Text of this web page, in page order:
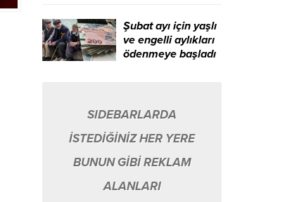
gündeme taşıdı –
Birlik Haber Ajansı
Şubat ayı için yaşlı
ve engelli aylıkları
ödenmeye başladı
SIDEBARLARDA
İSTEDİĞİNİZ HER YERE
BUNUN GİBİ REKLAM
ALANLARI